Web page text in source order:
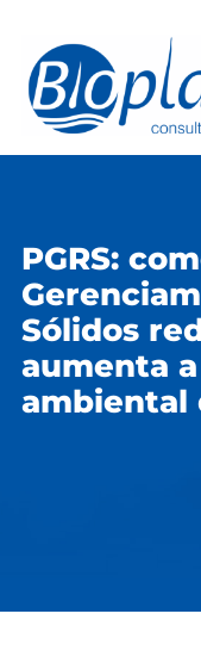
PGRS:
Sólidos
aumenta
ambiental